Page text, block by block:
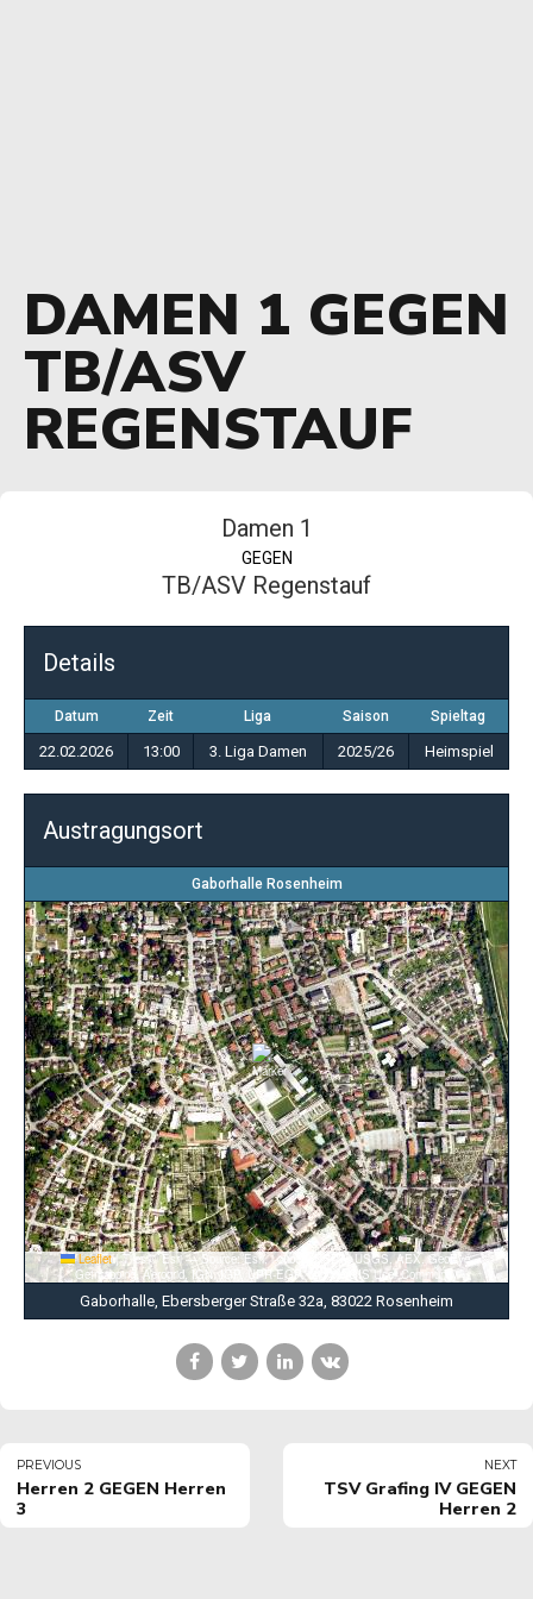
DAMEN 1 GEGEN
TB/ASV
REGENSTAUF
Damen 1
GEGEN
TB/ASV Regenstauf
Details
Datum Zeit Liga Saison Spieltag
22.02.2026 13:00 3. Liga Damen 2025/26 Heimspiel
Austragungsort
Gaborhalle Rosenheim
Leaflet |Tiles © Esri — Source: Esri, i-cubed, USDA, USGS, AEX, GeoEye,
Getmapping, Aerogrid, IGN, IGP, UPR-EGP, and the GIS User Community
Gaborhalle, Ebersberger Straße 32a, 83022 Rosenheim
PREVIOUS
Herren 2 GEGEN Herren
3
NEXT
TSV Grafing IV GEGEN
Herren 2